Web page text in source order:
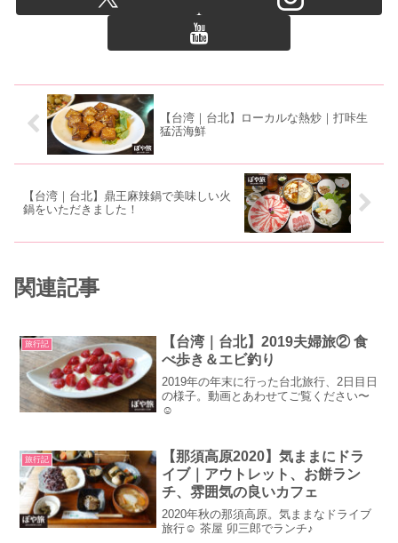
【台湾｜台北】ローカルな熱炒｜打咔生
猛活海鮮
【台湾｜台北】鼎王麻辣鍋で美味しい火
鍋をいただきました！
関連記事
旅行記
【台湾｜台北】2019夫婦旅② 食
べ歩き＆エビ釣り
2019年の年末に行った台北旅行、2日目日
の様子。動画とあわせてご覧ください〜
☺
旅行記
【那須高原2020】気ままにドラ
イブ｜アウトレット、お餅ラン
チ、雰囲気の良いカフェ
2020年秋の那須高原。気ままなドライブ
旅行☺ 茶屋 卯三郎でランチ♪